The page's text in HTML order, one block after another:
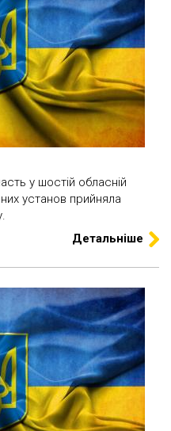
у шостій обласній
установ прийняла
Детальніше